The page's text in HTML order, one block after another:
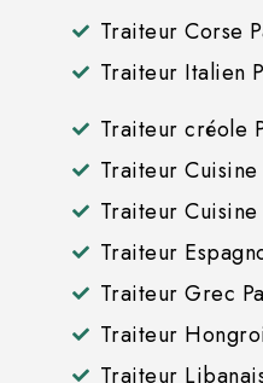
Traiteur Corse
Traiteur Italien
Traiteur créole
Traiteur
Traiteur Cuisine
Traiteur
Traiteur Grec
Traiteur
Traiteur